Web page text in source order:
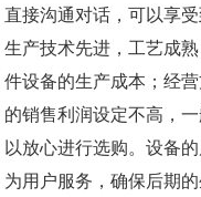
直接沟通对话，可以享
生产技术先进，工艺成
件设备的生产成本；经
的销售利润设定不高，
以放心进行选购。设备
为用户服务，确保后期